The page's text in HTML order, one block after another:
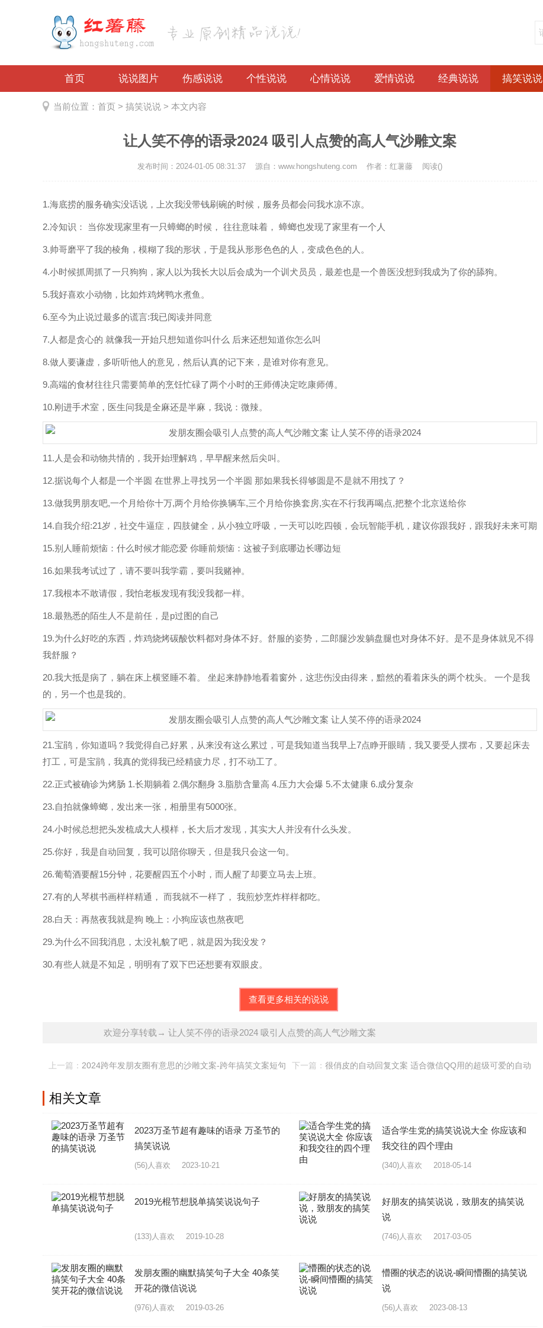
首页 说说图片 伤感说说 个性说说 心情说说 爱情说说 经典说说 搞笑说说
当前位置： 首页 > 搞笑说说 > 本文内容
让人笑不停的语录2024 吸引人点赞的高人气沙雕文案
发布时间：2024-01-05 08:31:37 源自：www.hongshuteng.com 作者：红薯藤 阅读()
1.海底捞的服务确实没话说，上次我没带钱刷碗的时候，服务员都会问我水凉不凉。
2.冷知识： 当你发现家里有一只蟑螂的时候， 往往意味着， 蟑螂也发现了家里有一个人
3.帅哥磨平了我的棱角，模糊了我的形状，于是我从形形色色的人，变成色色的人。
4.小时候抓周抓了一只狗狗，家人以为我长大以后会成为一个训犬员员，最差也是一个兽医没想到我成为了你的舔狗。
5.我好喜欢小动物，比如炸鸡烤鸭水煮鱼。
6.至今为止说过最多的谎言:我已阅读并同意
7.人都是贪心的 就像我一开始只想知道你叫什么 后来还想知道你怎么叫
8.做人要谦虚，多听听他人的意见，然后认真的记下来，是谁对你有意见。
9.高端的食材往往只需要简单的烹饪忙碌了两个小时的王师傅决定吃康师傅。
10.刚进手术室，医生问我是全麻还是半麻，我说：微辣。
11.人是会和动物共情的，我开始理解鸡，早早醒来然后尖叫。
12.据说每个人都是一个半圆 在世界上寻找另一个半圆 那如果我长得够圆是不是就不用找了？
13.做我男朋友吧,一个月给你十万,两个月给你换辆车,三个月给你换套房,实在不行我再喝点,把整个北京送给你
14.自我介绍:21岁，社交牛逼症，四肢健全，从小独立呼吸，一天可以吃四顿，会玩智能手机，建议你跟我好，跟我好未来可期
15.别人睡前烦恼：什么时候才能恋爱 你睡前烦恼：这被子到底哪边长哪边短
16.如果我考试过了，请不要叫我学霸，要叫我赌神。
17.我根本不敢请假，我怕老板发现有我没我都一样。
18.最熟悉的陌生人不是前任，是p过图的自己
19.为什么好吃的东西，炸鸡烧烤碳酸饮料都对身体不好。舒服的姿势，二郎腿沙发躺盘腿也对身体不好。是不是身体就见不得
我舒服？
20.我大抵是病了，躺在床上横竖睡不着。 坐起来静静地看着窗外，这悲伤没由得来，黯然的看着床头的两个枕头。 一个是我
的，另一个也是我的。
21.宝鹃，你知道吗？我觉得自己好累，从来没有这么累过，可是我知道当我早上7点睁开眼睛，我又要受人摆布，又要起床去
打工，可是宝鹃，我真的觉得我已经精疲力尽，打不动工了。
22.正式被确诊为烤肠 1.长期躺着 2.偶尔翻身 3.脂肪含量高 4.压力大会爆 5.不太健康 6.成分复杂
23.自拍就像蟑螂，发出来一张，相册里有5000张。
24.小时候总想把头发梳成大人模样，长大后才发现，其实大人并没有什么头发。
25.你好，我是自动回复，我可以陪你聊天，但是我只会这一句。
26.葡萄酒要醒15分钟，花要醒四五个小时，而人醒了却要立马去上班。
27.有的人琴棋书画样样精通， 而我就不一样了， 我煎炒烹炸样样都吃。
28.白天：再熬夜我就是狗 晚上：小狗应该也熬夜吧
29.为什么不回我消息，太没礼貌了吧，就是因为我没发？
30.有些人就是不知足，明明有了双下巴还想要有双眼皮。
查看更多相关的说说
欢迎分享转载→ 让人笑不停的语录2024 吸引人点赞的高人气沙雕文案
上一篇： 2024跨年发朋友圈有意思的沙雕文案-跨年搞笑文案短句 下一篇： 很俏皮的自动回复文案 适合微信QQ用的超级可爱的自动
相关文章
2023万圣节超有趣味的语录 万圣节的
搞笑说说
(56)人喜欢 2023-10-21
适合学生党的搞笑说说大全 你应该和
我交往的四个理由
(340)人喜欢 2018-05-14
2019光棍节想脱单搞笑说说句子
(133)人喜欢 2019-10-28
好朋友的搞笑说说，致朋友的搞笑说
说
(746)人喜欢 2017-03-05
发朋友圈的幽默搞笑句子大全 40条笑
开花的微信说说
(976)人喜欢 2019-03-26
懵圈的状态的说说-瞬间懵圈的搞笑说
说
(56)人喜欢 2023-08-13